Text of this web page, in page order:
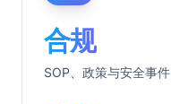
合规
SOP、政策与安全事件